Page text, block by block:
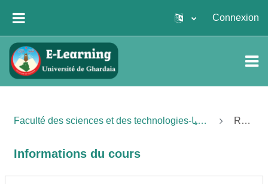
Connexion
Faculté des sciences et des technologies-كلية العلوم والتكنولوجيا Résumé
Informations du cours